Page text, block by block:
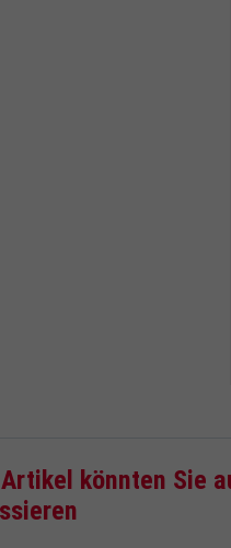
könnten Sie